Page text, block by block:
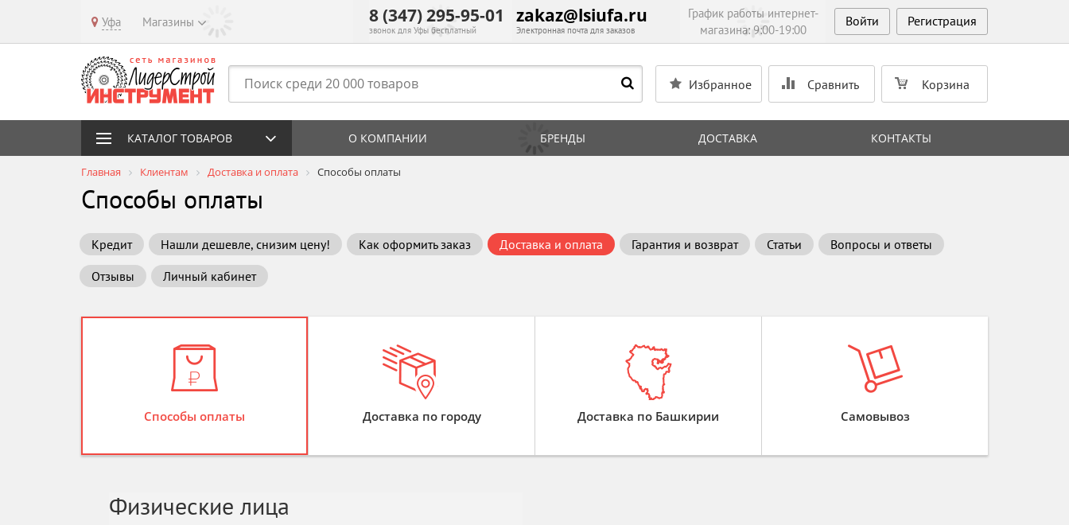
Уфа Магазины 8 (347) 295-95-01
звонок для Уфы бесплатный
zakaz@lsiufa.ru
Электронная почта для заказов
График работы интернет-
магазина: 9:00-19:00
Войти Регистрация
Избранное Сравнить Корзина
КАТАЛОГ ТОВАРОВ О КОМПАНИИ БРЕНДЫ ДОСТАВКА КОНТАКТЫ
Главная Клиентам Доставка и оплата Способы оплаты
Способы оплаты
Кредит Нашли дешевле, снизим цену! Как оформить заказ Доставка и оплата Гарантия и возврат Статьи
Вопросы и ответы
Отзывы
Личный кабинет
Способы оплаты Доставка по городу Доставка по Башкирии Самовывоз
Физические лица